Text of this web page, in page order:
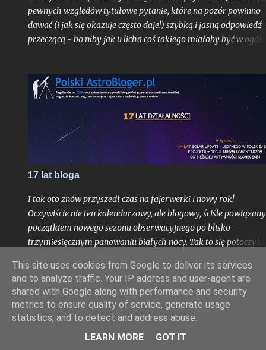
pewnych względów tytułowe pytanie, które na pozór powinno
dawać (i jak się okazuje często daje!) szybką i jasną odpowiedź
przeczącą - bo niby jak u licha coś takiego miałoby być w ogóle
postanowiłem opisać teraz jeszcze szerzej w ramach całego
na blogu, albowiem stanowi ono bardzo interesujące zadanie
obserwacyjne, do wykonania którego chciałbym dziś zachęcić
zwłaszcza tych z Was, którzy mieszkają nad Morzem
17 lat bloga
I tak oto znów przyszedł czas na fajerwerki i nowy rok!
Oczywiście nie ten kalendarzowy, ale blogowy, ściśle
początkiem nowego sezonu obserwacyjnego po blisko
trzymiesięcznym panowaniu białych nocy. Tak to się
moment ostatniej białej nocy w danym sezonie. To czas, gdy
Ziemia niedługo po aphelium i maksymalnym dystansie od
Słońca w ciągu roku, zamyka swoje kolejne, już siedemnaste,
okrążenie wokół naszej Dziennej Gwiazdy odkąd w
niepozorny wpis, dający początek temu blogowi. Z punktu
This site uses cookies from Google to deliver its services
and to analyze traffic. Your IP address and user-agent are
shared with Google along with performance and security
metrics to ensure quality of service, generate usage
statistics, and to detect and address abuse.
LEARN MORE
GOT IT